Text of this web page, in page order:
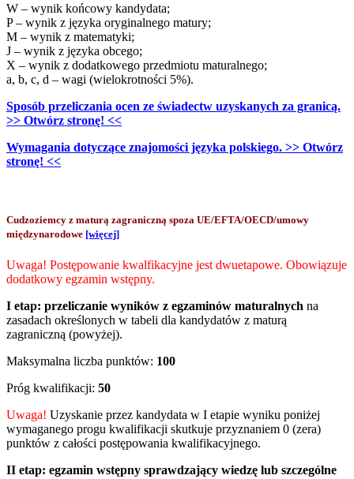
W – wynik końcowy kandydata;
P – wynik z języka oryginalnego matury;
M – wynik z matematyki;
J – wynik z języka obcego;
X – wynik z dodatkowego przedmiotu maturalnego;
a, b, c, d – wagi (wielokrotności 5%).
Sposób przeliczania ocen ze świadectw uzyskanych za granicą.
>> Otwórz stronę! <<
Wymagania dotyczące znajomości języka polskiego. >> Otwórz
stronę! <<
Cudzoziemcy z maturą zagraniczną spoza UE/EFTA/OECD/umowy
międzynarodowe [więcej]
Uwaga! Postępowanie kwalfikacyjne jest dwuetapowe. Obowiązuje
dodatkowy egzamin wstępny.
I etap: przeliczanie wyników z egzaminów maturalnych na
zasadach określonych w tabeli dla kandydatów z maturą
zagraniczną (powyżej).
Maksymalna liczba punktów: 100
Próg kwalifikacji: 50
Uwaga! Uzyskanie przez kandydata w I etapie wyniku poniżej
wymaganego progu kwalifikacji skutkuje przyznaniem 0 (zera)
punktów z całości postępowania kwalifikacyjnego.
II etap: egzamin wstępny sprawdzający wiedzę lub szczególne